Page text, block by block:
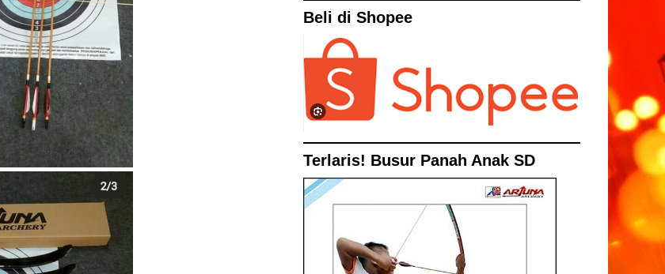
Beli di Shopee
Terlaris! Busur Panah Anak SD